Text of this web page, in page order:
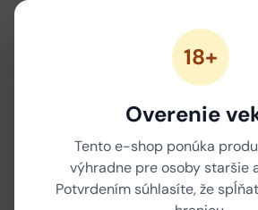
18+
Overenie
Tento e-shop ponúka
výhradne pre osoby staršie
Potvrdením súhlasíte, že